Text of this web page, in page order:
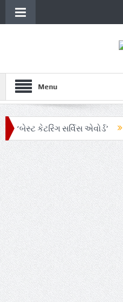
Menu
સર્વિસ એવોર્ડ’ ૭
અને ગ્રાહક સમજનો અનોખો સમન્વય